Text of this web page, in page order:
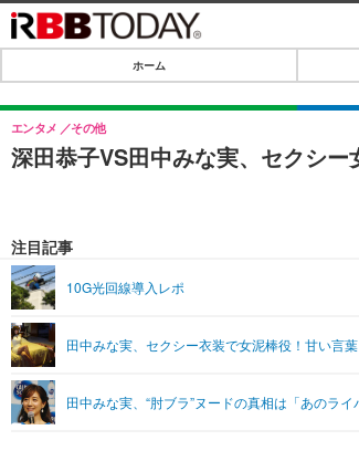
IT・デジタル
IT・
SPEED TEST
ライフ
リリース一覧
プッシュ通知の停止方法
ホーム
深田恭子VS田中みな実、セクシー
エンタメ その他
注目記事
10G光回線導入レポ
田中みな実、セクシー衣装で女泥棒役！甘い言
田中みな実、“肘ブラ”ヌードの真相は「あのラ